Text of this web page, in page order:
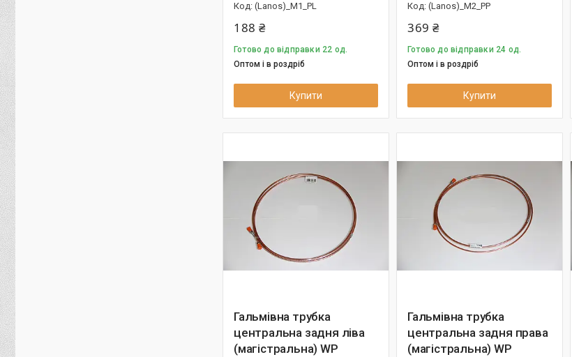
(Lanos)_M1_PL
188 ₴
Готово до відправки 22 од.
Оптом і в роздріб
Купити
(Lanos)_M2_PP
369 ₴
Готово до відправки 24 од.
Оптом і в роздріб
Купити
Гальмівна трубка
центральна задня ліва
(магістральна) WP
Гальмівна трубка
центральна задня права
(магістральна) WP